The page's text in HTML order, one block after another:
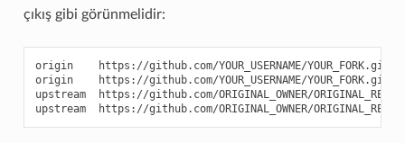
çıkış gibi görünmelidir:
origin https://github.com/YOUR_USERNAME/YOUR_FORK.git
origin
https://github.com/YOUR_USERNAME/YOUR_FORK.git
upstream
https://github.com/ORIGINAL_OWNER/
upstream
https://github.com/ORIGINAL_OWNER/